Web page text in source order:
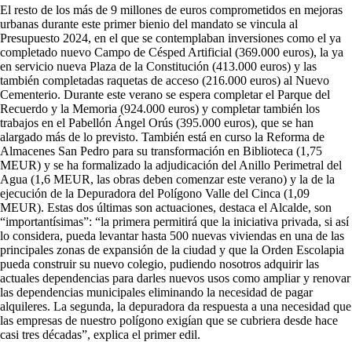
El resto de los más de 9 millones de euros comprometidos en mejoras
urbanas durante este primer bienio del mandato se vincula al
Presupuesto 2024, en el que se contemplaban inversiones como el ya
completado nuevo Campo de Césped Artificial (369.000 euros), la ya
en servicio nueva Plaza de la Constitución (413.000 euros) y las
también completadas raquetas de acceso (216.000 euros) al Nuevo
Cementerio. Durante este verano se espera completar el Parque del
Recuerdo y la Memoria (924.000 euros) y completar también los
trabajos en el Pabellón Ángel Orús (395.000 euros), que se han
alargado más de lo previsto. También está en curso la Reforma de
Almacenes San Pedro para su transformación en Biblioteca (1,75
MEUR) y se ha formalizado la adjudicación del Anillo Perimetral del
Agua (1,6 MEUR, las obras deben comenzar este verano) y la de la
ejecución de la Depuradora del Polígono Valle del Cinca (1,09
MEUR). Estas dos últimas son actuaciones, destaca el Alcalde, son
“importantísimas”: “la primera permitirá que la iniciativa privada, si así
lo considera, pueda levantar hasta 500 nuevas viviendas en una de las
principales zonas de expansión de la ciudad y que la Orden Escolapia
pueda construir su nuevo colegio, pudiendo nosotros adquirir las
actuales dependencias para darles nuevos usos como ampliar y renovar
las dependencias municipales eliminando la necesidad de pagar
alquileres. La segunda, la depuradora da respuesta a una necesidad que
las empresas de nuestro polígono exigían que se cubriera desde hace
casi tres décadas”, explica el primer edil.